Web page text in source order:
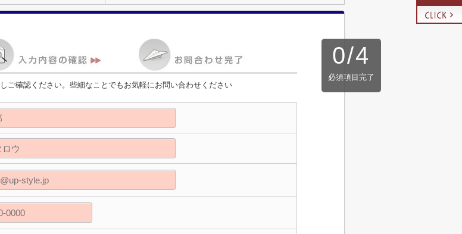
0/4
必須項目完了
ご確認ください。些細なことでもお気軽にお問い合わせください